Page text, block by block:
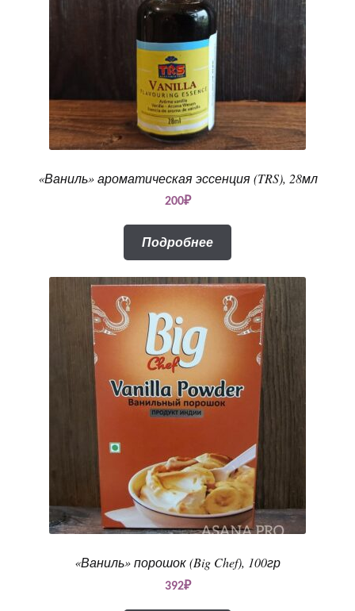
«Ваниль» ароматическая эссенция (TRS), 28мл
200₽
Подробнее
«Ваниль» порошок (Big Chef), 100гр
392₽